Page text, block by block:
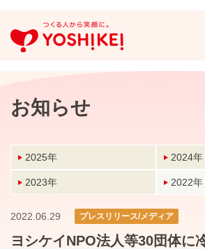
お知らせ
2025年 2024年
2023年 2022年
2022.06.29 プレスリリース/メディア
ヨシケイNPO法人等30団体に